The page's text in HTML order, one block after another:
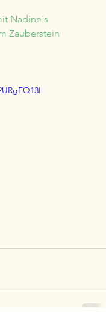
Nadine´s
Zauberstein